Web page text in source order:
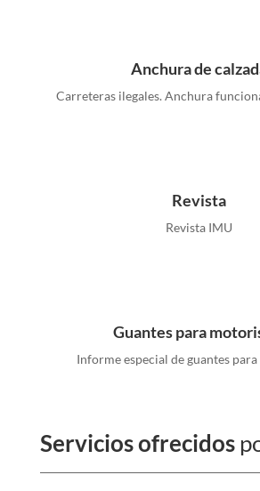
Anchura de
Carreteras ilegales. Anchura
Revista
Revista IMU
Guantes para
Informe especial de guantes
Servicios ofrecidos